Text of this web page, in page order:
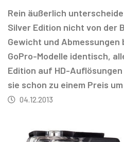
Rein äußerlich
Silver Edition nicht von der
Gewicht und
GoPro-Modelle identisch,
Edition auf HD-
sie schon zu einem Preis
04.12.2013